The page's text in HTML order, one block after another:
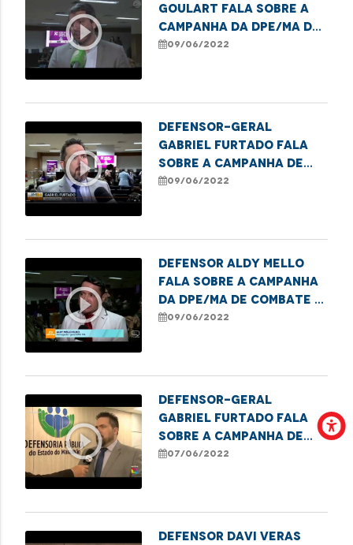
play_circle_outline
Goulart fala sobre a
campanha da DPE/MA de
combate a violência
09/06/2022
play_circle_outline
Defensor-Geral
Gabriel Furtado fala
sobre a Campanha de
Conscientização da
09/06/2022
play_circle_outline
Defensor Aldy Mello
fala sobre a campanha
da DPE/MA de combate a
violência contra os
09/06/2022
play_circle_outline
Defensor-Geral
Gabriel Furtado fala
sobre a Campanha de
Conscientização da
07/06/2022
Defensor Davi Veras